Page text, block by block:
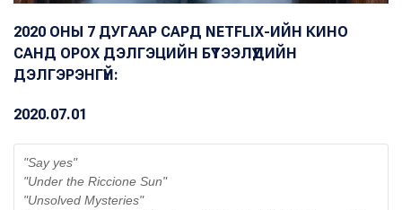
2020 ОНЫ 7 ДУГААР САРД NETFLIX-ИЙН КИНО
САНД ОРОХ ДЭЛГЭЦИЙН БҮТЭЭЛҮҮДИЙН
ДЭЛГЭРЭНГҮЙ:
2020.07.01
"Say yes"
"Under the Riccione Sun"
"Unsolved Mysteries"